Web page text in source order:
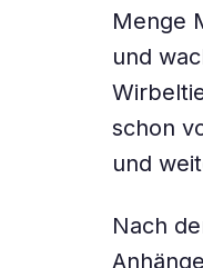
Menge
und
schon
und
Nach